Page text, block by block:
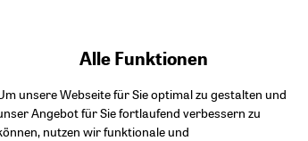
Alle Funktionen
unsere Webseite für Sie optimal zu gestalten und
Angebot für Sie fortlaufend verbessern zu
nutzen wir funktionale und
Facebook Embed / Facebook Connect
Twitter Embed
Instagram Embed
Youtube Embed